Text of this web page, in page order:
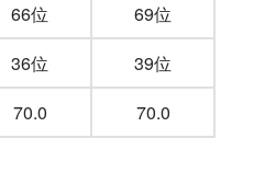
66位
69位
36位
39位
70.0 70.0